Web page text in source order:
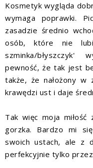
Kosmetyk wygląda
wymaga poprawki.
zasadzie średnio
osób, które nie
szminka/
pewność, że tak jest
także, że nałożony w
krawędzi ust i daje
Tak więc moja
gorzka. Bardzo mi
swoich ustach, ale z
perfekcyjnie tylko